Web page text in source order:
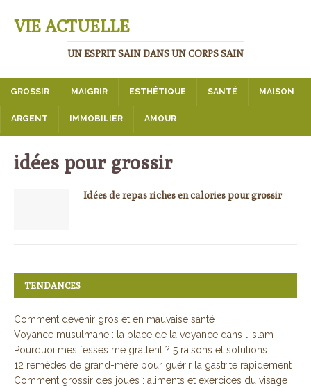
VIE ACTUELLE
UN ESPRIT SAIN DANS UN CORPS SAIN
GROSSIR MAIGRIR ESTHÉTIQUE SANTÉ MAISON
ARGENT IMMOBILIER AMOUR
idées pour grossir
Idées de repas riches en calories pour grossir
TENDANCES
Comment devenir gros et en mauvaise santé
Voyance musulmane : la place de la voyance dans l'Islam
Pourquoi mes fesses me grattent ? 5 raisons et solutions
12 remèdes de grand-mère pour guérir la gastrite rapidement
Comment grossir des joues : aliments et exercices du visage